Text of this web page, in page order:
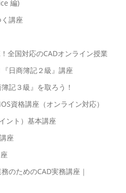
編)
講座
全国対応のCADオンライン授業
日商簿記２級』講座
記３級』を取ろう！
資格講座（オンライン対応）
ント）基本講座
座
のためのCAD実務講座｜